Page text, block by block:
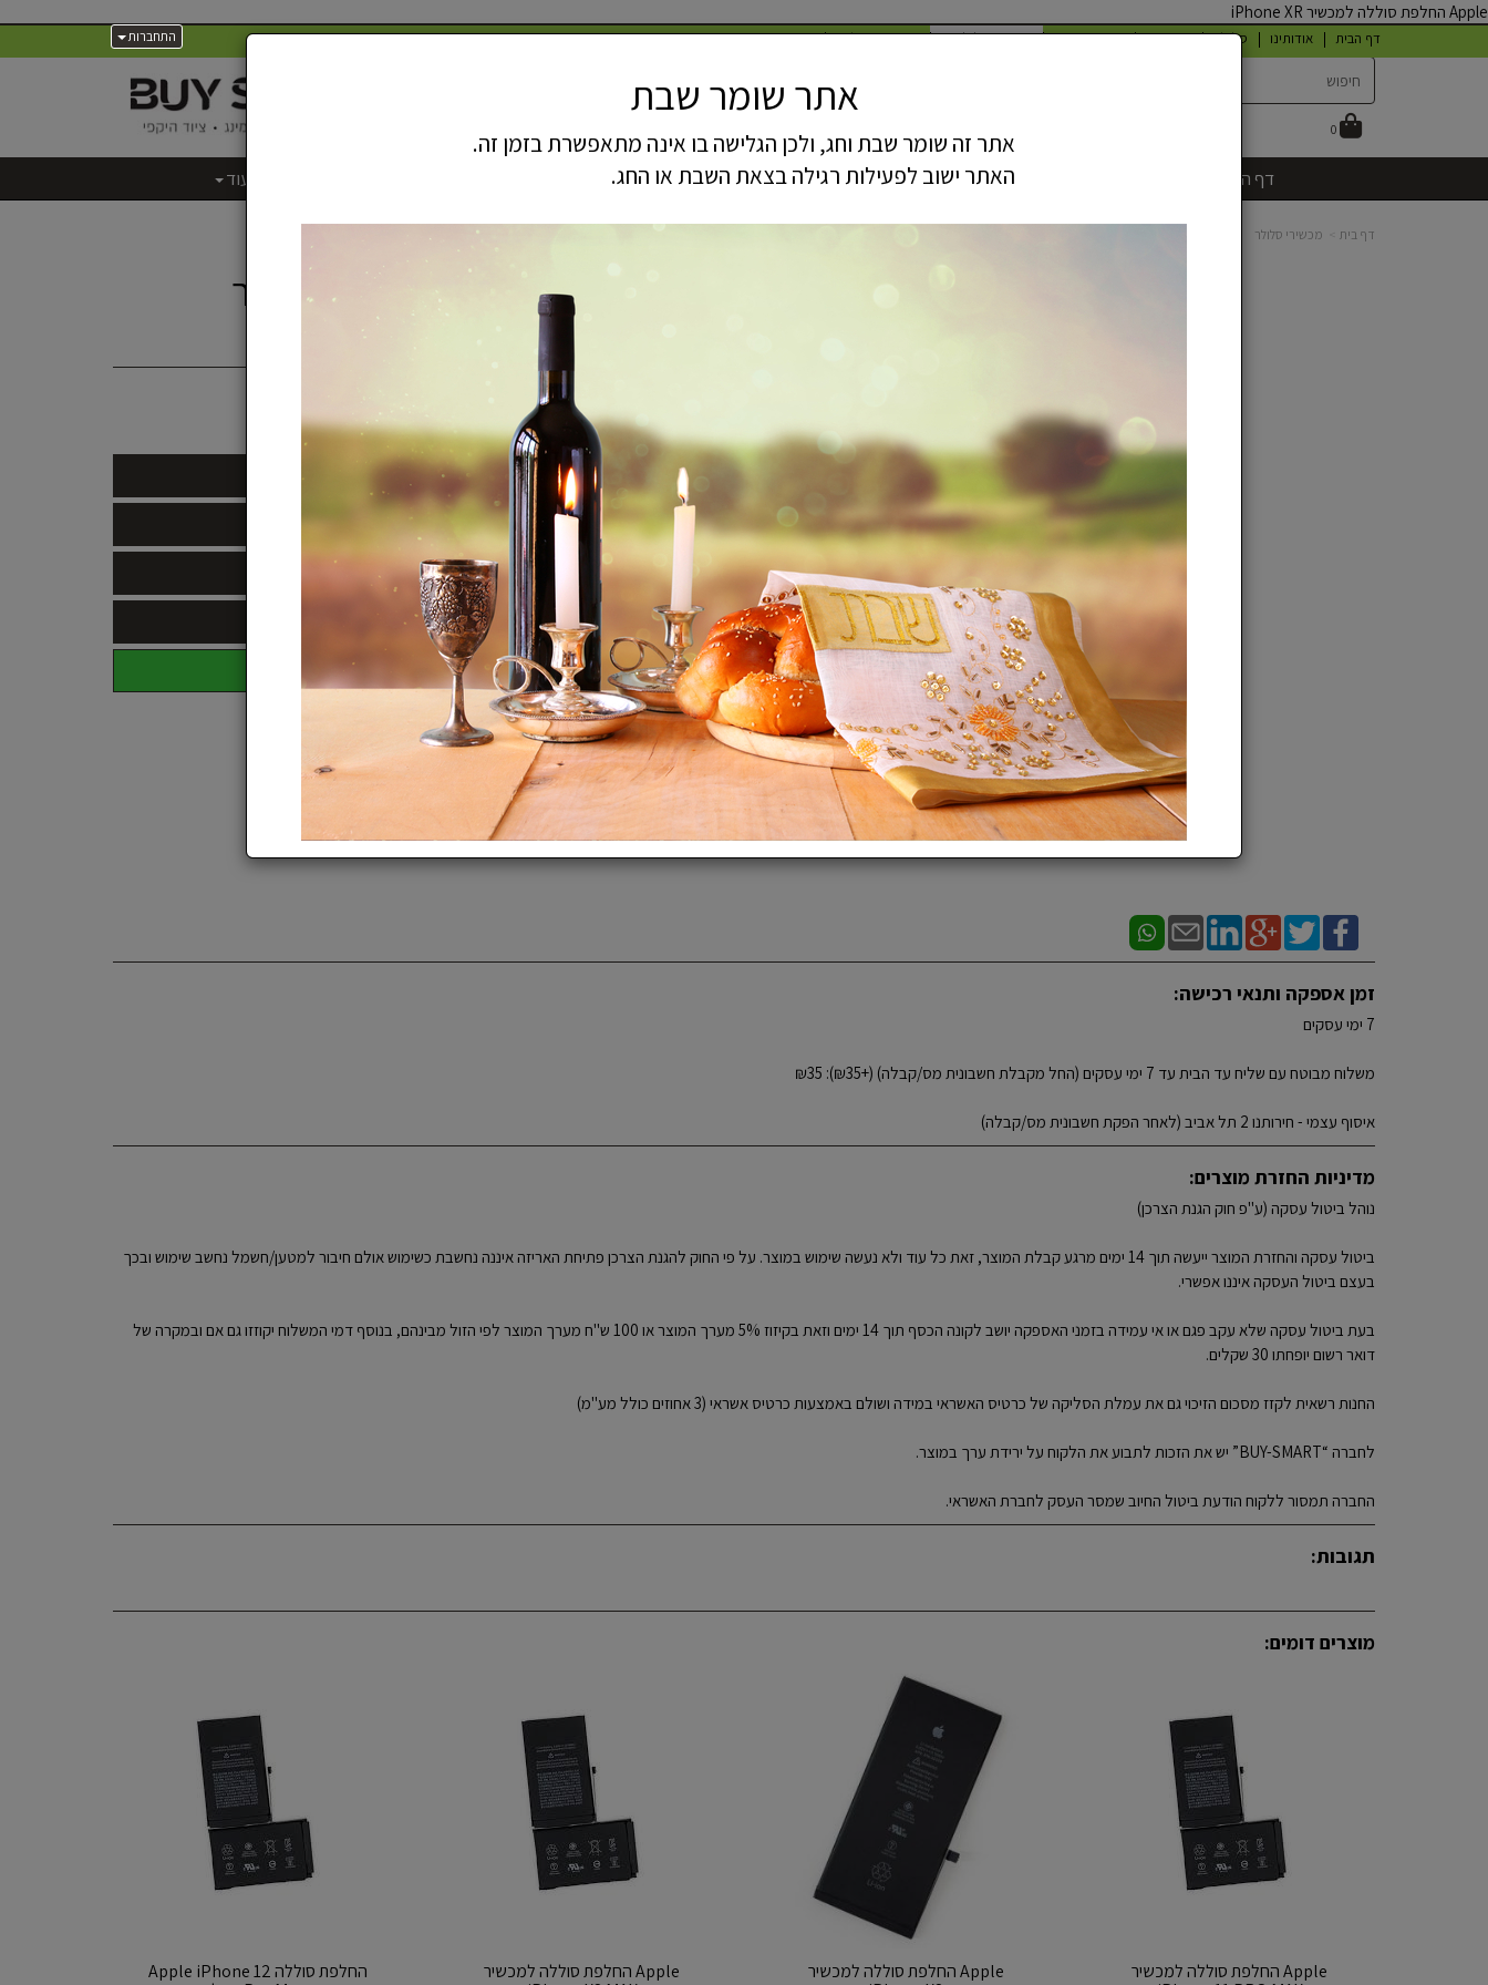
Apple החלפת סוללה למכשיר iPhone XR
התחברות דף הבית אודותינו סלולר צרו קשר תקנון ותנאים מכשירי סלולר מוצרי חשמל שירותי מעבדה ותיקונים
0
0503142914
עד -7 ימי עסקים
דף הבית מכשירי סלולר מוצרי חשמל צרו קשר אביזרים מגנים וציוד היקפי לסלולר עוד
דף בית מכשירי סלולר
Apple החלפת סוללה למכשיר
iPhone XR
CVDMR3WH3F
₪75
הוספה לעגלה
ווטסאפ
תיאור:
Apple החלפת סוללה למכשיר iPhone XR
זמן אספקה ותנאי רכישה:
7 ימי עסקים
משלוח מבוטח עם שליח עד הבית עד 7 ימי עסקים (החל מקבלת חשבונית מס/קבלה) (+₪35): ₪35
איסוף עצמי - חירותנו 2 תל אביב (לאחר הפקת חשבונית מס/קבלה)
מדיניות החזרת מוצרים:
נוהל ביטול עסקה (ע"פ חוק הגנת הצרכן)
ביטול עסקה והחזרת המוצר ייעשה תוך 14 ימים מרגע קבלת המוצר, זאת כל עוד ולא נעשה שימוש במוצר. על פי החוק להגנת הצרכן פתיחת האריזה איננה נחשבת כשימוש אולם חיבור למטען/חשמל נחשב שימוש ובכך
בעצם ביטול העסקה איננו אפשרי.
בעת ביטול עסקה שלא עקב פגם או אי עמידה בזמני האספקה יושב לקונה הכסף תוך 14 ימים וזאת בקיזוז 5% מערך המוצר או 100 ש"ח מערך המוצר לפי הזול מבינהם, בנוסף דמי המשלוח יקוזזו גם אם ובמקרה של
דואר רשום יופחתו 30 שקלים.
החנות רשאית לקזז מסכום הזיכוי גם את עמלת הסליקה של כרטיס האשראי במידה ושולם באמצעות כרטיס אשראי (3 אחוזים כולל מע"מ)
לחברה “BUY-SMART” יש את הזכות לתבוע את הלקוח על ירידת ערך במוצר.
החברה תמסור ללקוח הודעת ביטול החיוב שמסר העסק לחברת האשראי.
תגובות:
מוצרים דומים:
Apple החלפת סוללה למכשיר
Apple החלפת סוללה למכשיר
Apple החלפת סוללה למכשיר
‏החלפת סוללה Apple iPhone 12
אתר שומר שבת
אתר זה שומר שבת וחג, ולכן הגלישה בו אינה מתאפשרת בזמן זה.
האתר ישוב לפעילות רגילה בצאת השבת או החג.